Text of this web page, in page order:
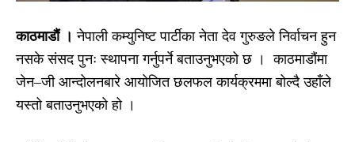
काठमाडाैं । नेपाली कम्युनिष्ट पार्टीका नेता देव गुरुङले निर्वाचन हुन
नसके संसद पुनः स्थापना गर्नुपर्ने बताउनुभएको छ । काठमाडौंमा
जेन–जी आन्दोलनबारे आयोजित छलफल कार्यक्रममा बोल्दै उहाँले
यस्तो बताउनुभएको हो ।